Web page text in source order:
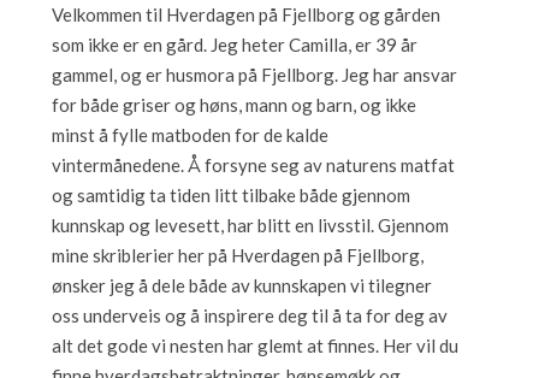
Velkommen til Hverdagen på Fjellborg og gården
som ikke er en gård. Jeg heter Camilla, er 39 år
gammel, og er husmora på Fjellborg. Jeg har ansvar
for både griser og høns, mann og barn, og ikke
minst å fylle matboden for de kalde
vintermånedene. Å forsyne seg av naturens matfat
og samtidig ta tiden litt tilbake både gjennom
kunnskap og levesett, har blitt en livsstil. Gjennom
mine skriblerier her på Hverdagen på Fjellborg,
ønsker jeg å dele både av kunnskapen vi tilegner
oss underveis og å inspirere deg til å ta for deg av
alt det gode vi nesten har glemt at finnes. Her vil du